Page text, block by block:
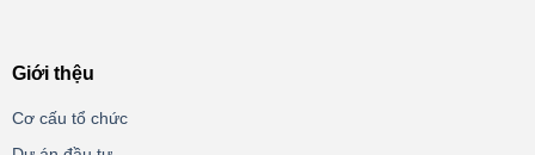
Giới thệu
Cơ cấu tổ chức